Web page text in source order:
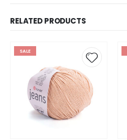
RELATED PRODUCTS
SALE